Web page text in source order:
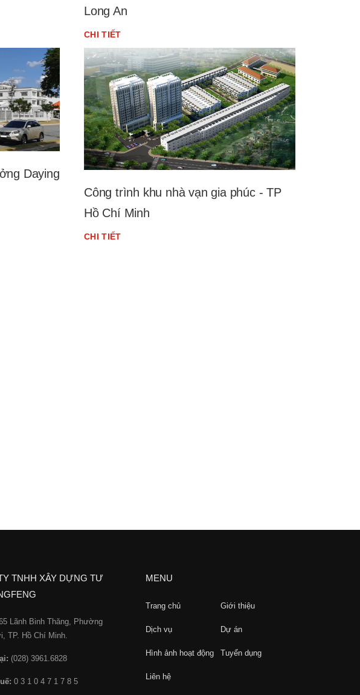
Long An
CHI TIẾT
Daying
Công trình khu nhà vạn gia phúc - TP
Hồ Chí Minh
CHI TIẾT
TNHH XÂY DỰNG TƯ
Lãnh Binh Thăng, Phường
TP. Hồ Chí Minh.
(028) 3961.6828
0 3 1 0 4 7 1 7 8 5
MENU
Trang chủ Giới thiệu
Dịch vụ Dự án
Hình ảnh hoạt động Tuyển dụng
Liên hệ